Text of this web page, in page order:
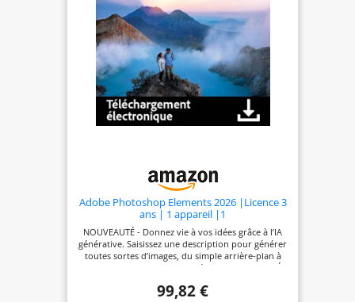
de cachet de clone, copier et coller des objets,
studio d'impression pour album photo,
calendriers, affiches - créer des collages de photos
etc.
Adobe Photoshop Elements 2026 |Licence 3
ans | 1 appareil |1
Usager|PC/Mac|Téléchargement
NOUVEAUTÉ - Donnez vie à vos idées grâce à l’IA
générative. Saisissez une description pour générer
toutes sortes d’images, du simple arrière-plan à
des compositions riches en détails.* NOUVEAUTÉ -
Peignez une zone de votre image, puis saisissez la
99,82 €